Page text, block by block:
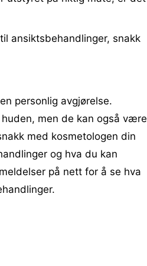
ansiktsbehandlinger, snakk
personlig avgjørelse.
men de kan også være
med kosmetologen din
og hva du kan
på nett for å se hva